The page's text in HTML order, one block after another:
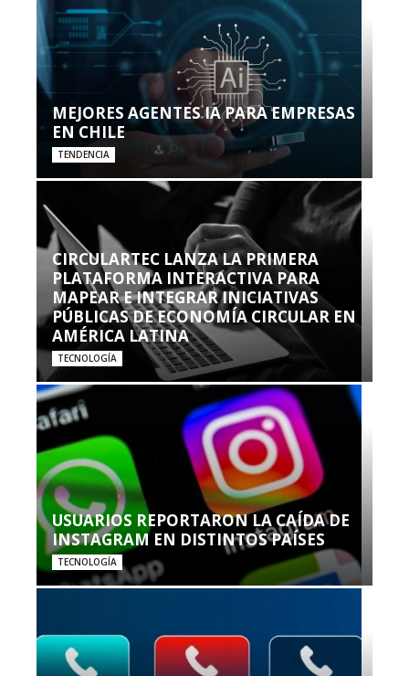
MEJORES AGENTES IA PARA EMPRESAS
EN CHILE
TENDENCIA
CIRCULARTEC LANZA LA PRIMERA
PLATAFORMA INTERACTIVA PARA
MAPEAR E INTEGRAR INICIATIVAS
PÚBLICAS DE ECONOMÍA CIRCULAR EN
AMÉRICA LATINA
TECNOLOGÍA
USUARIOS REPORTARON LA CAÍDA DE
INSTAGRAM EN DISTINTOS PAÍSES
TECNOLOGÍA